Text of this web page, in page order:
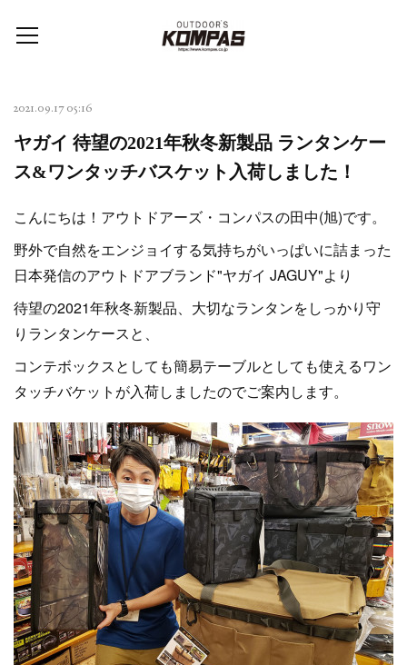
2021.09.17 05:16
ヤガイ 待望の2021年秋冬新製品 ランタンケー
ス&ワンタッチバスケット入荷しました！
こんにちは！アウトドアーズ・コンパスの田中(旭)です。
野外で自然をエンジョイする気持ちがいっぱいに詰まった
日本発信のアウトドアブランド"ヤガイ JAGUY"より
待望の2021年秋冬新製品、大切なランタンをしっかり守
りランタンケースと、
コンテボックスとしても簡易テーブルとしても使えるワン
タッチバケットが入荷しましたのでご案内します。